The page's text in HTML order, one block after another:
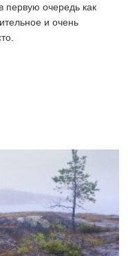
первую очередь как
и очень